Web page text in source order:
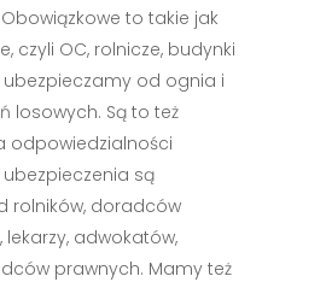
Obowiązkowe to takie jak
czyli OC, rolnicze, budynki
od ognia i
losowych. Są to też
odpowiedzialności
ubezpieczenia są
rolników, doradców
adwokatów,
prawnych. Mamy też